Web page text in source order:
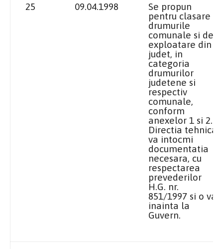
25 09.04.1998
Se propun
pentru clasare
drumurile
comunale si de
exploatare din
judet, in
categoria
drumurilor
judetene si
respectiv
comunale,
conform
anexelor 1 si 2.
Directia tehnica
va intocmi
documentatia
necesara, cu
respectarea
prevederilor
H.G. nr.
851/1997 si o va
inainta la
Guvern.